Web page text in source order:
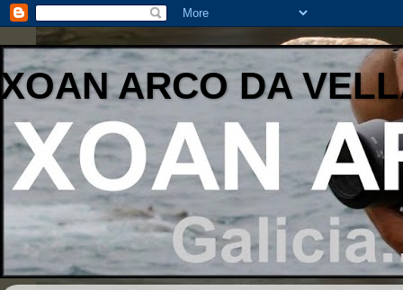
XOAN ARCO DA